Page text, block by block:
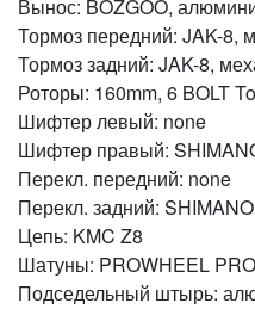
Вынос: BOZGOO,
Тормоз передний: JAK-8,
Тормоз задний: JAK-8,
Роторы: 160mm, 6 BOLT
Шифтер левый: none
Шифтер правый:
Перекл. передний: none
Перекл. задний:
Цепь: KMC Z8
Шатуны: PROWHEEL
Подседельный штырь: